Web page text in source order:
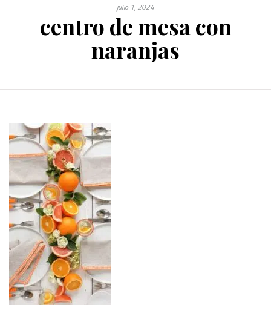
julio 1, 2024
centro de mesa con
naranjas